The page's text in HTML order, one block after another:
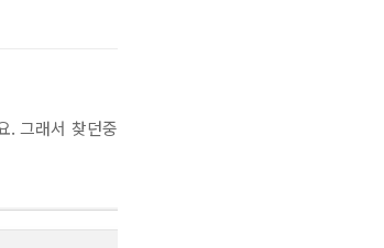
. 그래서 찾던중